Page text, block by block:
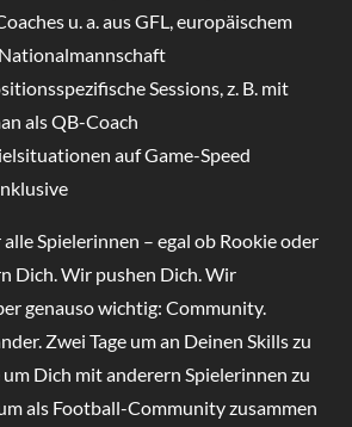
u. a. aus GFL, europäischem
Sessions, z. B. mit
als QB-Coach
auf Game-Speed
Spielerinnen – egal ob Rookie oder
Dich. Wir pushen Dich. Wir
genauso wichtig: Community.
Zwei Tage um an Deinen Skills zu
Dich mit anderern Spielerinnen zu
als Football-Community zusammen